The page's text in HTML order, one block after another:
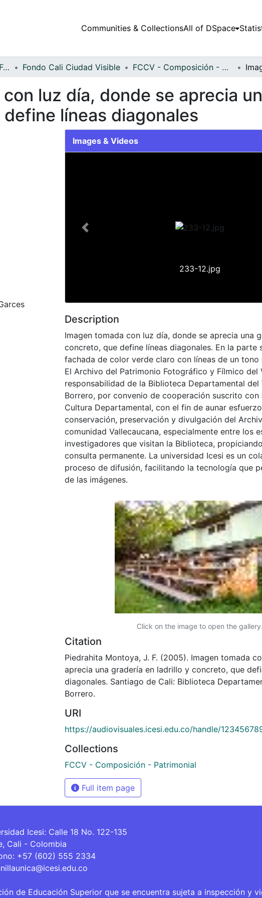
Communities & CollectionsAll of DSpace
Archivo del Patrimonio Fotográfico y Fílmico del Valle del Cauca Fondo Cali Ciudad Visible FCCV - Composición - Patrimonial
luz día, donde se aprecia
líneas diagonales
Images & Videos
233-12.jpg
Previous
Description
Imagen tomada con luz día, donde se aprecia una
concreto, que define líneas diagonales. En la parte
fachada de color verde claro con líneas de un tono
El Archivo del Patrimonio Fotográfico y Fílmico del
responsabilidad de la Biblioteca Departamental del
Borrero, por convenio de cooperación suscrito con
Cultura Departamental, con el fin de aunar
conservación, preservación y divulgación del
comunidad Vallecaucana, especialmente entre los
investigadores que visitan la Biblioteca,
consulta permanente. La universidad Icesi es un
proceso de difusión, facilitando la tecnología que
de las imágenes.
Click on the image to open the gallery.
Citation
Piedrahita Montoya, J. F. (2005). Imagen tomada
aprecia una gradería en ladrillo y concreto, que
diagonales. Santiago de Cali: Biblioteca
Borrero.
URI
https://audiovisuales.icesi.edu.co/handle/
Collections
FCCV - Composición - Patrimonial
Full item page
Icesi: Calle 18 No. 122-135
Cali - Colombia
+57 (602) 555 2334
de Educación Superior que se encuentra sujeta a inspección y